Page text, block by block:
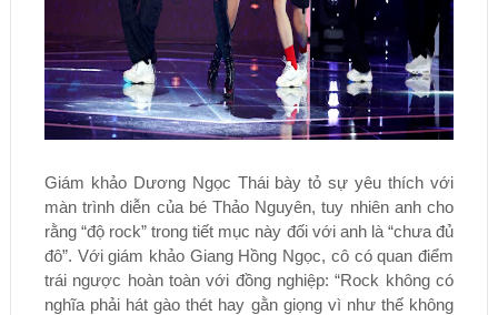
Giám khảo Dương Ngọc Thái bày tỏ sự yêu thích với
màn trình diễn của bé Thảo Nguyên, tuy nhiên anh cho
rằng “độ rock” trong tiết mục này đối với anh là “chưa đủ
đô”. Với giám khảo Giang Hồng Ngọc, cô có quan điểm
trái ngược hoàn toàn với đồng nghiệp: “Rock không có
nghĩa phải hát gào thét hay gằn giọng vì như thế không